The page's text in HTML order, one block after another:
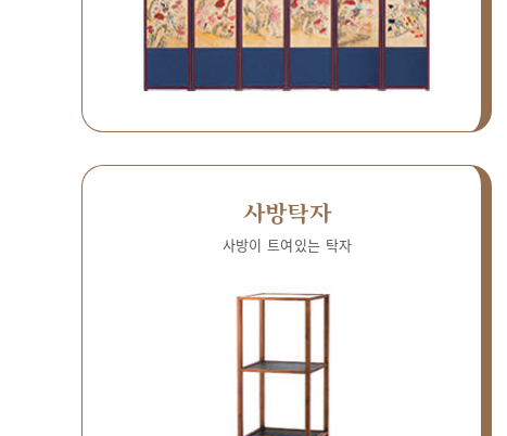
사방탁자
사방이 트여있는 탁자